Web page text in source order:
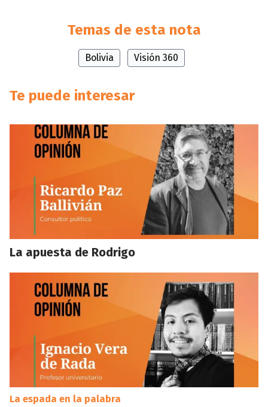
Temas de esta nota
Bolivia Visión 360
Te puede interesar
La apuesta de Rodrigo
La espada en la palabra